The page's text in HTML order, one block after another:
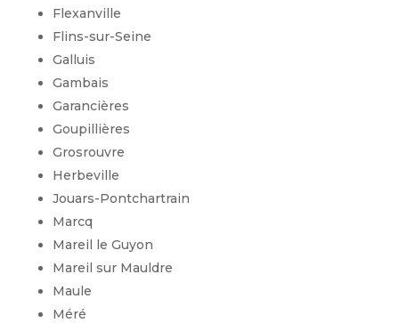
Flexanville
Flins-sur-Seine
Galluis
Gambais
Garancières
Goupillières
Grosrouvre
Herbeville
Jouars-Pontchartrain
Marcq
Mareil le Guyon
Mareil sur Mauldre
Maule
Méré